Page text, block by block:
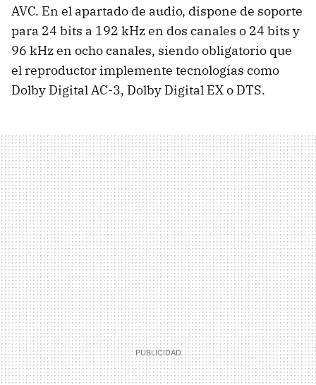
AVC. En el apartado de audio, dispone de soporte
para 24 bits a 192 kHz en dos canales o 24 bits y
96 kHz en ocho canales, siendo obligatorio que
el reproductor implemente tecnologías como
Dolby Digital AC-3, Dolby Digital EX o DTS.